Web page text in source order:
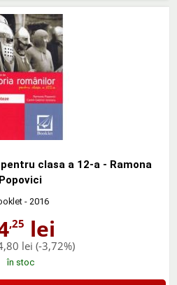
clasa a 12-a - Ramona
Popovici
- 2016
,25 lei
lei (-3,72%)
în stoc